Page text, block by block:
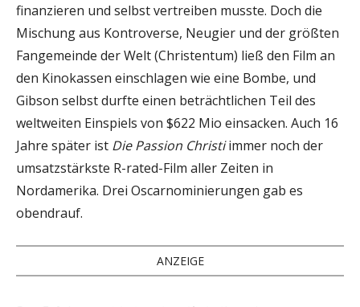
finanzieren und selbst vertreiben musste. Doch die
Mischung aus Kontroverse, Neugier und der größten
Fangemeinde der Welt (Christentum) ließ den Film an
den Kinokassen einschlagen wie eine Bombe, und
Gibson selbst durfte einen beträchtlichen Teil des
weltweiten Einspiels von $622 Mio einsacken. Auch 16
Jahre später ist Die Passion Christiimmer noch der
umsatzstärkste R-rated-Film aller Zeiten in
Nordamerika. Drei Oscarnominierungen gab es
obendrauf.
ANZEIGE